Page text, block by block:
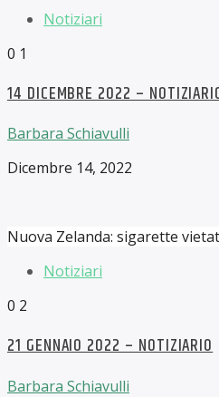
Notiziari
0 1
14 DICEMBRE 2022 –
Barbara Schiavulli
Dicembre 14, 2022
Nuova Zelanda: sigarette
Notiziari
0 2
21 GENNAIO 2022 – NOTIZIARIO
Barbara Schiavulli